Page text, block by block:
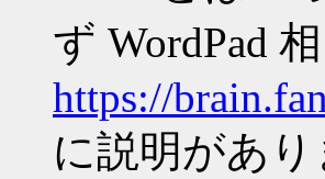
ず WordPad
https://
に説明があ